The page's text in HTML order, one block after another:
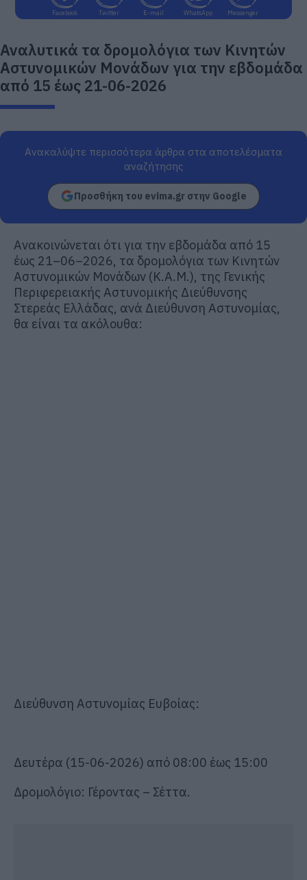
Facebook Twitter E-mail WhatsApp Messenger
Αναλυτικά τα δρομολόγια των Κινητών
Αστυνομικών Μονάδων για την εβδομάδα
από 15 έως 21-06-2026
Ανακαλύψτε περισσότερα άρθρα στα αποτελέσματα
αναζήτησης
Προσθήκη του evima.gr στην Google
Ανακοινώνεται ότι για την εβδομάδα από 15
έως 21–06–2026, τα δρομολόγια των Κινητών
Αστυνομικών Μονάδων (Κ.Α.Μ.), της Γενικής
Περιφερειακής Αστυνομικής Διεύθυνσης
Στερεάς Ελλάδας, ανά Διεύθυνση Αστυνομίας,
θα είναι τα ακόλουθα:
Διεύθυνση Αστυνομίας Ευβοίας:
Δευτέρα (15-06-2026) από 08:00 έως 15:00
Δρομολόγιο: Γέροντας – Σέττα.